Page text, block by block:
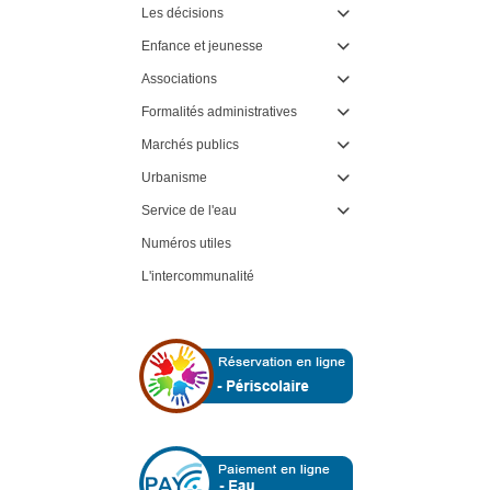
Les décisions 
Enfance et jeunesse 
Associations 
Formalités administratives 
Marchés publics 
Urbanisme 
Service de l'eau 
Numéros utiles
L'intercommunalité